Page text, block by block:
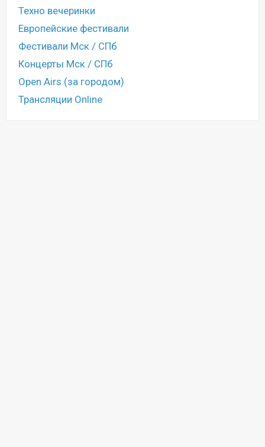
Техно вечеринки
Европейские фестивали
Фестивали Мск / СПб
Концерты Мск / СПб
Open Airs (за городом)
Трансляции Online